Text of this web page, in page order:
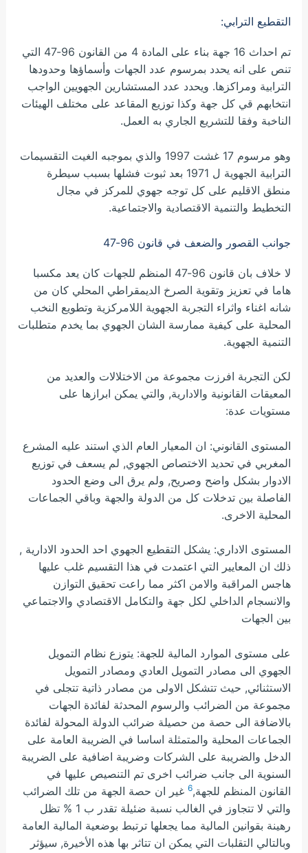
التقطيع الترابي:
تم احداث 16 جهة بناء على المادة 4 من القانون 96-47 التي
تنص على انه يحدد بمرسوم عدد الجهات وأسماؤها وحدودها
الترابية ومراكزها. ويحدد عدد المستشارين الجهويين الواجب
انتخابهم قي كل جهة وكذا توزيع المقاعد على مختلف الهيئات
الناخبة وفقا للتشريع الجاري به العمل.
وهو مرسوم 17 غشت 1997 والذي بموجبه الغيت التقسيمات
الترابية الجهوية ل 1971 بعد ثبوت فشلها بسبب سيطرة
منطق الاقليم على كل توجه جهوي للمركز في مجال
التخطيط والتنمية الاقتصادية والاجتماعية.
جوانب القصور والضعف في قانون 96-47
لا خلاف بان قانون 96-47 المنظم للجهات كان يعد مكسبا
هاما في تعزيز وتقوية الصرخ الديمقراطي المحلي كان من
شانه اغناء واثراء التجربة الجهوية اللامركزية وتطويع النخب
المحلية على كيفية ممارسة الشان الجهوي بما يخدم متطلبات
التنمية الجهوية.
لكن التجربة افرزت مجموعة من الاختلالات والعديد من
المعيقات القانونية والادارية, والتي يمكن ابرازها على
مستويات عدة:
المستوى القانوني: ان المعيار العام الذي استند عليه المشرع
المغربي في تحديد الاختصاص الجهوي, لم يسعف في توزيع
الادوار بشكل واضح وصريح, ولم يرق الى وضع الحدود
الفاصلة بين تدخلات كل من الدولة والجهة وباقي الجماعات
المحلية الاخرى.
المستوى الاداري: يشكل التقطيع الجهوي احد الحدود الادارية ,
ذلك ان المعايير التي اعتمدت في هذا التقسيم غلب عليها
هاجس المراقبة والامن اكثر مما راعت تحقيق التوازن
والانسجام الداخلي لكل جهة والتكامل الاقتصادي والاجتماعي
بين الجهات
على مستوى الموارد المالية للجهة: يتوزع نظام التمويل
الجهوي الى مصادر التمويل العادي ومصادر التمويل
الاستثنائي, حيث تتشكل الاولى من مصادر ذاتية تتجلى في
مجموعة من الضرائب والرسوم المحدثة لفائدة الجهات
بالاضافة الى حصة من حصيلة ضرائب الدولة المحولة لفائدة
الجماعات المحلية والمتمثلة اساسا في الضريبة العامة على
الدخل والضريبة على الشركات وضريبة اضافية على الضريبة
السنوية الى جانب ضرائب اخرى تم التنصيص عليها في
القانون المنظم للجهة,6غير ان حصة الجهة من تلك الضرائب
والتي لا تتجاوز في الغالب نسبة ضئيلة تقدر ب 1 % تظل
رهينة بقوانين المالية مما يجعلها ترتبط بوضعية المالية العامة
وبالتالي التقلبات التي يمكن ان تتاثر بها هذه الأخيرة, سيؤثر